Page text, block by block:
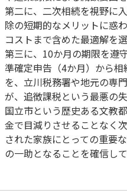
第二に、二次相続を視野に
除の短期的なメリットに惑
コストまで含めた最適解を
第三に、10か月の期限を遵
準確定申告（4か月）から
を、立川税務署や地元の専
が、追徴課税という最悪の
国立市という歴史ある文教
金で目減りさせることなく
された家族にとっての重要
の一助となることを確信して